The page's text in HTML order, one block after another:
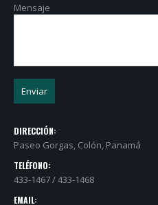
Mensaje
DIRECCIÓN:
Paseo Gorgas, Colón, Panamá
TELÉFONO:
433-1467 / 433-1468
EMAIL: